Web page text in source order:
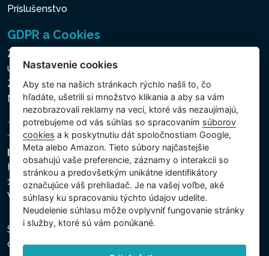
Príslušenstvo
GDPR a Cookies
Zásady ochrany osobných a ďalších spracovávaných
údajov
Zásady používania súborov cookies
Nastavenie cookies
Intex Trading, s.r.o.
Hradecká 2526/3
130 00 Praha 3
Vinohrady - Česká republika
Spoločnosť je zapísaná na Mestskom súde v Prahe,
oddiel C, vložka 74759, IČO 26150808, DIČ CZ26150808.
Nastavenie cookies
Aby ste na našich stránkach rýchlo našli to, čo
hľadáte, ušetrili si množstvo klikania a aby sa vám
nezobrazovali reklamy na veci, ktoré vás nezaujímajú,
potrebujeme od vás súhlas so spracovaním súborov
cookies a k poskytnutiu dát spoločnostiam Google,
Meta alebo Amazon. Tieto súbory najčastejšie
obsahujú vaše preferencie, záznamy o interakcii so
stránkou a predovšetkým unikátne identifikátory
označujúce váš prehliadač. Je na vašej voľbe, aké
súhlasy ku spracovaniu týchto údajov udelíte.
Neudelenie súhlasu mȏže ovplyvniť fungovanie stránky
i služby, ktoré sú vám ponúkané.